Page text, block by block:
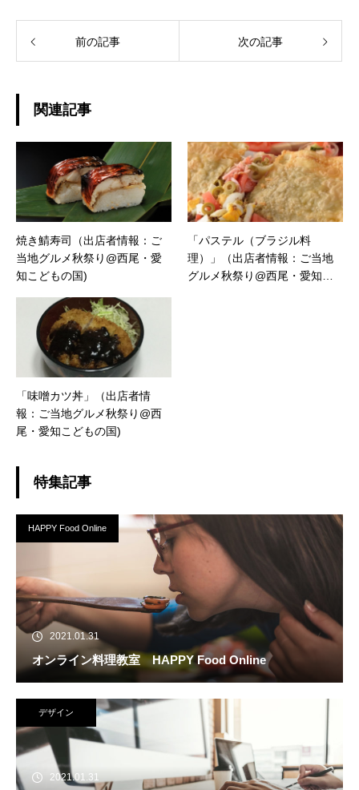
前の記事 次の記事
関連記事
焼き鯖寿司（出店者情報：ご
当地グルメ秋祭り@西尾・愛
知こどもの国)
「パステル（ブラジル料
理）」（出店者情報：ご当地
グルメ秋祭り@西尾・愛知こ
「味噌カツ丼」（出店者情
報：ご当地グルメ秋祭り@西
尾・愛知こどもの国)
特集記事
HAPPY Food Online
2021.01.31
オンライン料理教室 HAPPY Food Online
デザイン
2021.01.31